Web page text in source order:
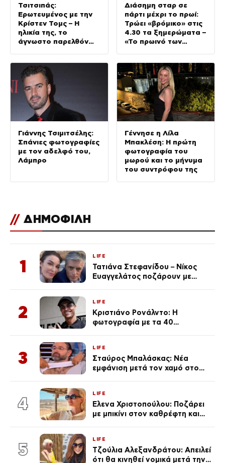
Τσιτσιπάς:
Ερωτευμένος με την
Κρίστεν Τομς – Η
ηλικία της, το
άγνωστο παρελθόν
Διάσημη σταρ σε
πάρτι μέχρι το πρωί:
Τρώει «βρόμικο» στις
4.30 τα ξημερώματα –
«Το πρωινό των
Γιάννης Τσιμιτσέλης:
Σπάνιες φωτογραφίες
με τον αδελφό του,
Λάμπρο
Γέννησε η Λίλα
Μπακλέση: Η πρώτη
φωτογραφία του
μωρού και το μήνυμα
του συντρόφου της
// ΔΗΜΟΦΙΛΗ
1
LIFE
Τατιάνα Στεφανίδου – Νίκος
Ευαγγελάτος ποζάρουν με
2
LIFE
Κριστιάνο Ρονάλντο: Η
φωτογραφία με τα 40
εκ. likes
3
LIFE
Σταύρος Μπαλάσκας: Νέα
εμφάνιση μετά τον χαμό στο
4
LIFE
Έλενα Χριστοπούλου: Ποζάρει
με μπικίνι στον καθρέφτη και
καθεμία…» (Βίντεο)
5
LIFE
Τζούλια Αλεξανδράτου: Απειλεί
ότι θα κινηθεί νομικά μετά την